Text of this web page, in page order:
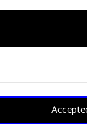
worden verzameld.